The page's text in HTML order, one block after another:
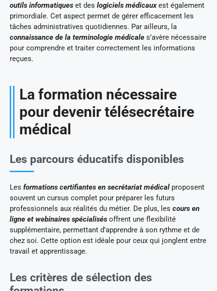
outils informatiques et des logiciels médicauxest également
primordiale. Cet aspect permet de gérer efficacement les
tâches administratives quotidiennes. Par ailleurs, la
connaissance de la terminologie médicale s’avère nécessaire
pour comprendre et traiter correctement les informations
reçues.
La formation nécessaire
pour devenir télésecrétaire
médical
Les parcours éducatifs disponibles
Les formations certifiantes en secrétariat médical proposent
souvent un cursus complet pour préparer les futurs
professionnels aux réalités du métier. De plus, les cours en
ligne et webinaires spécialisés offrent une flexibilité
supplémentaire, permettant d’apprendre à son rythme et de
chez soi. Cette option est idéale pour ceux qui jonglent entre
travail et apprentissage.
Les critères de sélection des